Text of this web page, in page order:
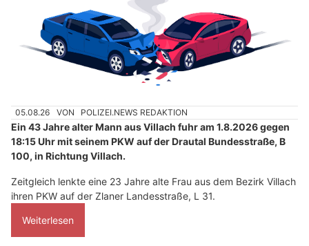
05.08.26 VON POLIZEI.NEWS REDAKTION
Ein 43 Jahre alter Mann aus Villach fuhr am 1.8.2026 gegen
18:15 Uhr mit seinem PKW auf der Drautal Bundesstraße, B
100, in Richtung Villach.
Zeitgleich lenkte eine 23 Jahre alte Frau aus dem Bezirk Villach
ihren PKW auf der Zlaner Landesstraße, L 31.
Weiterlesen